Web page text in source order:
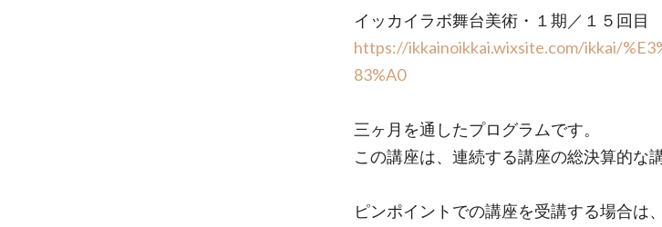
イッカイラボ舞台美術・１期／１５回目
https://ikkainoikkai.wixsite.com/ikkai/
83%A0
三ヶ月を通したプログラムです。
この講座は、連続する講座の総決算的な
ピンポイントでの講座を受講する場合は